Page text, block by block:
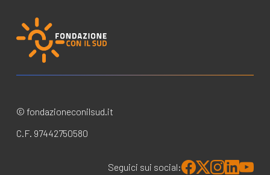
© fondazioneconilsud.it
C.F. 97442750580
Seguici sui social: